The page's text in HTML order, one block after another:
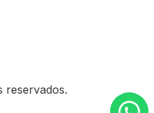
reservados.